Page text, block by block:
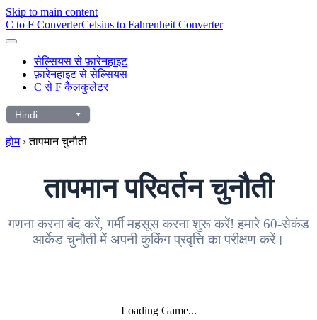
Skip to main content
C to F ConverterCelsius to Fahrenheit Converter
सेल्सियस से फ़ारेनहाइट
फ़ारेनहाइट से सेल्सियस
C से F कैलकुलेटर
भाषा
चुनें
Hindi ▾
होम›तापमान चुनौती
तापमान परिवर्तन चुनौती
गणना करना बंद करें, गर्मी महसूस करना शुरू करें! हमारे 60-सेकंड
आर्केड चुनौती में अपनी कुकिंग प्रवृत्ति का परीक्षण करें।
Loading Game...